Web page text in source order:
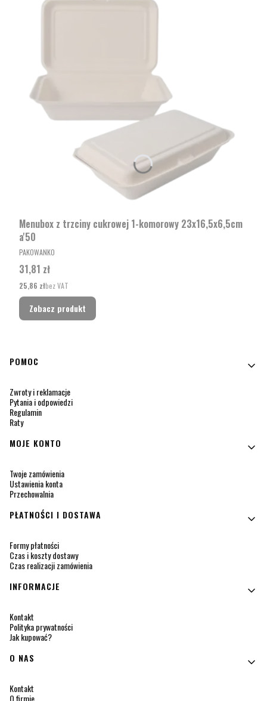
Menubox z trzciny cukrowej 1-komorowy 23x16,5x6,5cm
a'50
PRODUCENT
PAKOWANKO
Cena
31,81 zł
Cena
25,86 złbez VAT
Zobacz produkt
Linki w stopce
POMOC
Zwroty i reklamacje
Pytania i odpowiedzi
Regulamin
Raty
MOJE KONTO
Twoje zamówienia
Ustawienia konta
Przechowalnia
PŁATNOŚCI I DOSTAWA
Formy płatności
Czas i koszty dostawy
Czas realizacji zamówienia
INFORMACJE
Kontakt
Polityka prywatności
Jak kupować?
O NAS
Kontakt
O firmie